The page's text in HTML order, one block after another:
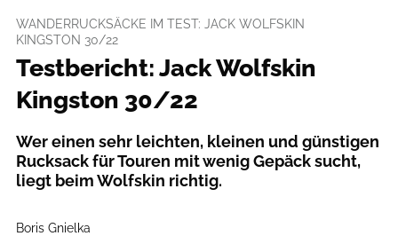
WANDERRUCKSÄCKE IM TEST: JACK WOLFSKIN
KINGSTON 30/22
Testbericht: Jack Wolfskin
Kingston 30/22
Wer einen sehr leichten, kleinen und günstigen
Rucksack für Touren mit wenig Gepäck sucht,
liegt beim Wolfskin richtig.
Boris Gnielka